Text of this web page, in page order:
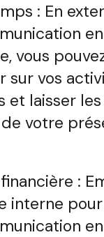
: En
vous
sur vos
et laisser
votre
:
interne